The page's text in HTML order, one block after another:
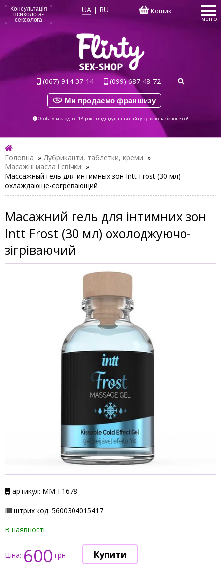
Консультація
психолога-
сексолога
UA | RU Кошик
меню
(067) 914-37-14 (099) 687-48-72
Ми продаємо франшизу
Особам молодше 18 років відвідування сайту суворо заборонено!
Головна » Лубриканти, таблетки, креми »
Масажні масла і свічки »
Массажный гель для интимных зон Intt Frost (30 мл)
охлаждающе-согревающий
Масажний гель для інтимних зон
Intt Frost (30 мл) охолоджуючо-
зігріваючий
артикул: ММ-F1678
штрих код: 5600304015417
В наявності
Ціна: 600 грн